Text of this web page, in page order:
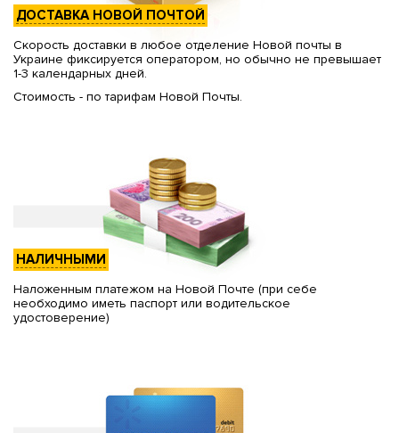
ДОСТАВКА НОВОЙ ПОЧТОЙ
Скорость доставки в любое отделение Новой почты в
Украине фиксируется оператором, но обычно не превышает
1-3 календарных дней.
Стоимость - по тарифам Новой Почты.
НАЛИЧНЫМИ
Наложенным платежом на Новой Почте (при себе
необходимо иметь паспорт или водительское
удостоверение)